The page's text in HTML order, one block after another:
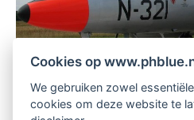
Cookies op
We gebruiken zowel
cookies om deze website te